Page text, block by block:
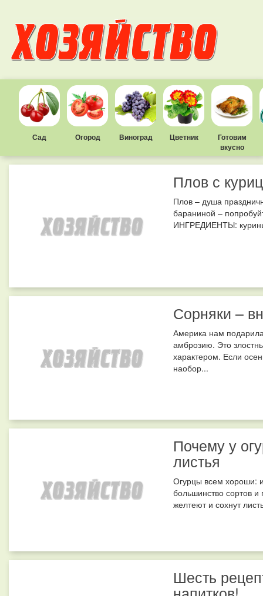
Сад Огород Виноград Цветник
Готовим
вкусно
Плов с
Плов – душа
бараниной –
ИНГРЕДИЕНТЫ:
Сорняки –
Америка нам подарила
амброзию. Это
характером. Если
наобор...
Почему у
листья
Огурцы всем хороши:
большинство сортов
желтеют и сохнут
Шесть